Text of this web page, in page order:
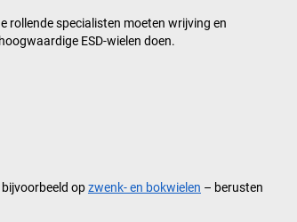
rollende specialisten moeten wrijving en
ESD-wielen doen.
opzwenk- en bokwielen – berusten